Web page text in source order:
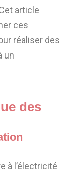
article
ces
réaliser des
un
des
à l’électricité